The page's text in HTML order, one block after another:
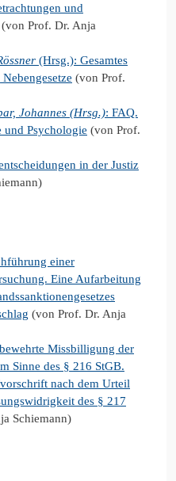
und
(von Prof. Dr. Anja
(Hrsg.): Gesamtes
(von Prof.
Johannes (Hrsg.): FAQ.
und Psychologie (von Prof.
in der Justiz
einer
Eine Aufarbeitung
(von Prof. Dr. Anja
Missbilligung der
Sinne des § 216 StGB.
nach dem Urteil
des § 217
Schiemann)